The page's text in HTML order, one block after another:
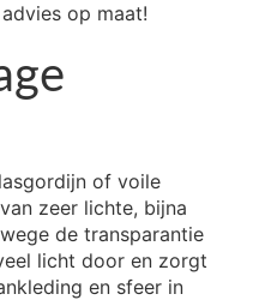
op maat!
of voile
zeer lichte, bijna
de transparantie
licht door en zorgt
en sfeer in